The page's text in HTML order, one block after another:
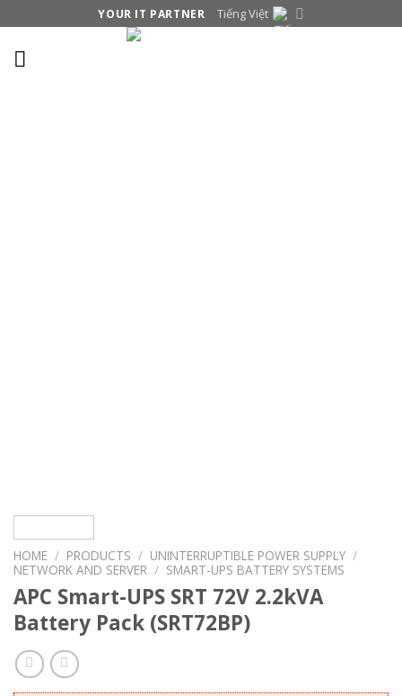
to
content
YOUR IT PARTNER Tiếng Việt
HOME / PRODUCTS / UNINTERRUPTIBLE POWER SUPPLY /
NETWORK AND SERVER / SMART-UPS BATTERY SYSTEMS
APC Smart-UPS SRT 72V 2.2kVA
Battery Pack (SRT72BP)